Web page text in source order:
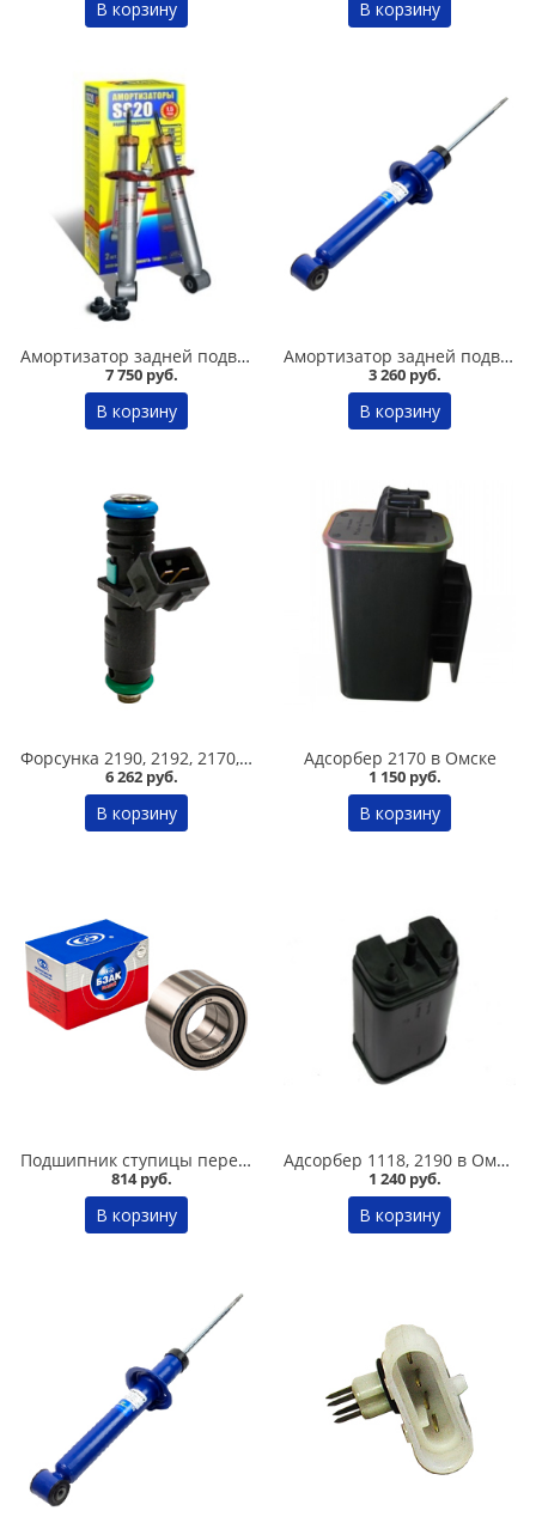
В корзину В корзину
Амортизатор задней подвески 2108-09 /стандарт/ комплект, SS 20 в Омске
7 750 руб.
В корзину
Амортизатор задней подвески 2108-09 /комфорт/ газомасляный DEMFI в Омске
3 260 руб.
В корзину
Форсунка 2190, 2192, 2170, 2180 Vesta, Datsun 8 кл /72370/ /1118-1132010-20/, Siemens в Омске
6 262 руб.
В корзину
Адсорбер 2170 в Омске
1 150 руб.
В корзину
Подшипник ступицы передний 2108-015, БЗАК в Омске
814 руб.
В корзину
Адсорбер 1118, 2190 в Омске
1 240 руб.
В корзину